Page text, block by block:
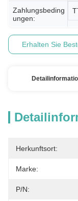
Zahlungsbeding
Ungen:
Erhalten Sie
Herkunftsort:
Marke:
P/N: